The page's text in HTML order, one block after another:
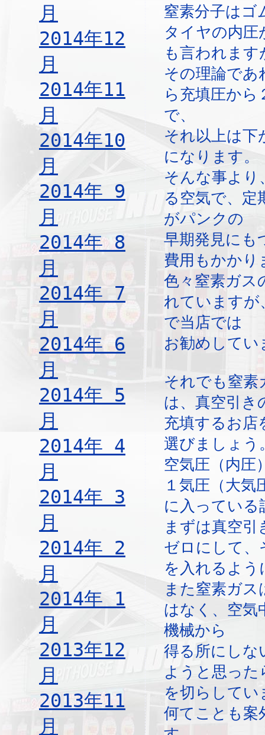
月
2014年12
月
2014年11
月
2014年10
月
2014年 9
月
2014年 8
月
2014年 7
月
2014年 6
月
2014年 5
月
2014年 4
月
2014年 3
月
2014年 2
月
2014年 1
月
2013年12
月
2013年11
月
窒素分子はゴ
タイヤの内
も言われます
その理論であ
ら充填圧から
で、
それ以上は下
になります。
そんな事より
る空気で、定
がパンクの
早期発見にも
費用もかかり
色々窒素ガス
れていますが
で当店では
お勧めしてい
それでも窒素
は、真空引き
充填するお店
選びましょう
空気圧（内圧
１気圧（大気
に入っている
まずは真空
ゼロにして、
を入れるよう
また窒素ガ
はなく、空気
機械から
得る所にしな
ようと思った
を切らしてい
何てことも案